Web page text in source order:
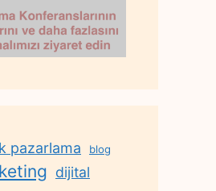
pazarlama blog
dijital